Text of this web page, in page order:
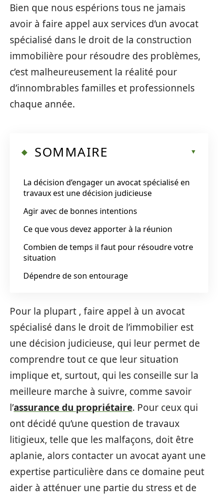
Bien que nous espérions tous ne jamais
avoir à faire appel aux services d’un avocat
spécialisé dans le droit de la construction
immobilière pour résoudre des problèmes,
c’est malheureusement la réalité pour
d’innombrables familles et professionnels
chaque année.
SOMMAIRE
La décision d’engager un avocat spécialisé en
travaux est une décision judicieuse
Agir avec de bonnes intentions
Ce que vous devez apporter à la réunion
Combien de temps il faut pour résoudre votre
situation
Dépendre de son entourage
Pour la plupart , faire appel à un avocat
spécialisé dans le droit de l’immobilier est
une décision judicieuse, qui leur permet de
comprendre tout ce que leur situation
implique et, surtout, qui les conseille sur la
meilleure marche à suivre, comme savoir
l’assurance du propriétaire. Pour ceux qui
ont décidé qu’une question de travaux
litigieux, telle que les malfaçons, doit être
aplanie, alors contacter un avocat ayant une
expertise particulière dans ce domaine peut
aider à atténuer une partie du stress et de